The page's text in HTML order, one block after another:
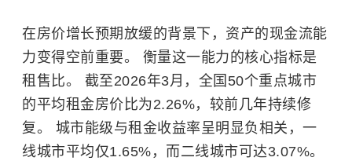
在房价增长预期放缓的背景下，资产的现金流能
力变得空前重要。 衡量这一能力的核心指标是
租售比。 截至2026年3月，全国50个重点城市
的平均租金房价比为2.26%，较前几年持续修
复。 城市能级与租金收益率呈明显负相关，一
线城市平均仅1.65%，而二线城市可达3.07%。